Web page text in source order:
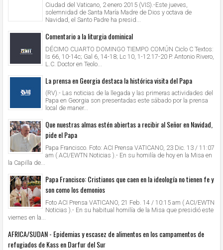
Ciudad del Vaticano, 2 enero 2015 (VIS).-Este jueves,
solemnidad de Santa María Madre de Dios y octava de
Navidad, el Santo Padre ha presid...
Comentario a la liturgia dominical
DÉCIMO CUARTO DOMINGO TIEMPO COMÚN Ciclo C Textos:
Is 66, 10-14c; Gal 6, 14-18; Lc 10, 1-12.17-20 P. Antonio Rivero,
L.C. Doctor en Teolo...
La prensa en Georgia destaca la histórica visita del Papa
(RV).- Las noticias de la llegada y las primeras actividades del
Papa en Georgia son presentadas este sábado por la prensa
local de maner...
Que nuestras almas estén abiertas a recibir al Señor en Navidad,
pide el Papa
Papa Francisco. Foto: ACI Prensa VATICANO, 23 Dic. 13 / 11:07
am ( ACI/EWTN Noticias ).- En su homilía de hoy en la Misa en
la Capilla de...
Papa Francisco: Cristianos que caen en la ideología no tienen fe y
son como los demonios
Foto ACI Prensa VATICANO, 21 Feb. 14 / 10:15 am ( ACI/EWTN
Noticias ).- En su habitual homilía de la Misa que presidió este
viernes en la...
AFRICA/SUDAN - Epidemias y escasez de alimentos en los campamentos de
refugiados de Kass en Darfur del Sur